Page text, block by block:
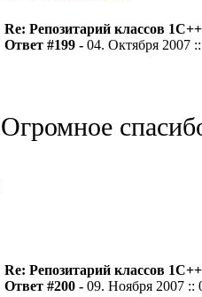
Re: Репозитарий классов
Ответ #199 - 04. Октября 2007
Огромное
Re: Репозитарий классов
Ответ #200 - 09. Ноября 2007 ::